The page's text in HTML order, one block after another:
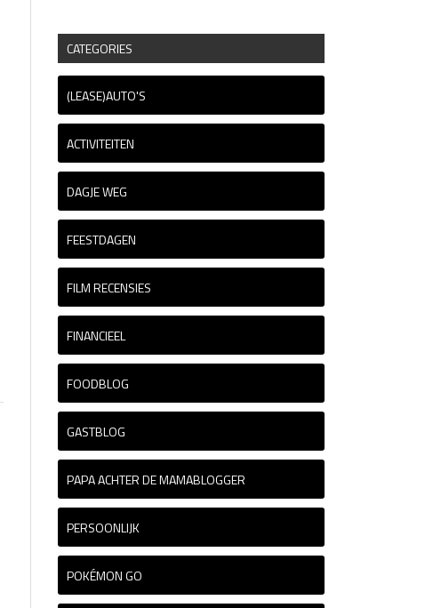
CATEGORIES
(LEASE)AUTO'S
ACTIVITEITEN
DAGJE WEG
FEESTDAGEN
FILM RECENSIES
FINANCIEEL
FOODBLOG
GASTBLOG
PAPA ACHTER DE MAMABLOGGER
PERSOONLIJK
POKÉMON GO